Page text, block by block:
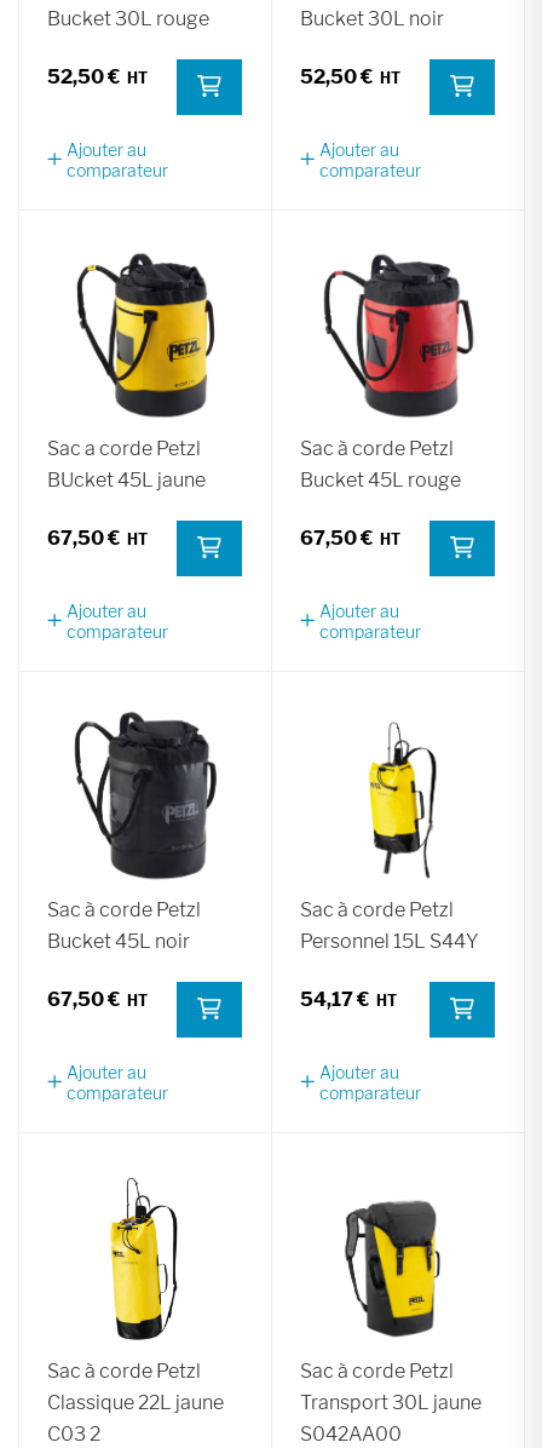
Bucket 30L rouge
52,50 €
Ajouter au
comparateur
Bucket 30L noir
52,50 €
Ajouter au
comparateur
Sac a corde Petzl
BUcket 45L jaune
67,50 €
Ajouter au
comparateur
Sac à corde Petzl
Bucket 45L rouge
67,50 €
Ajouter au
comparateur
Sac à corde Petzl
Bucket 45L noir
67,50 €
Ajouter au
comparateur
Sac à corde Petzl
Personnel 15L S44Y
54,17 €
Ajouter au
comparateur
Sac à corde Petzl
Classique 22L jaune
C03 2
Sac à corde Petzl
Transport 30L jaune
S042AA00